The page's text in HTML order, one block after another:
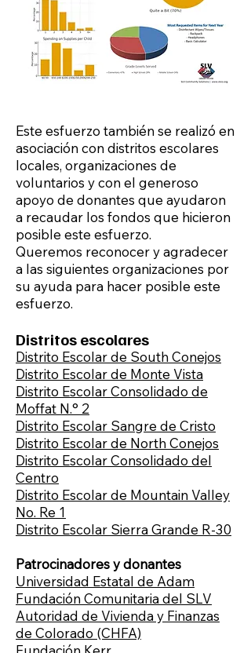
Este esfuerzo también se realizó en
asociación con distritos escolares
locales, organizaciones de
voluntarios y con el generoso
apoyo de donantes que ayudaron
a recaudar los fondos que hicieron
posible este esfuerzo.
Queremos reconocer y agradecer
a las siguientes organizaciones por
su ayuda para hacer posible este
esfuerzo.
Distritos escolares
Distrito Escolar de South Conejos
Distrito Escolar de Monte Vista
Distrito Escolar Consolidado de
Moffat N.° 2
Distrito Escolar Sangre de Cristo
Distrito Escolar de North Conejos
Distrito Escolar Consolidado del
Centro
Distrito Escolar de Mountain Valley
No. Re 1
Distrito Escolar Sierra Grande R-30
Patrocinadores y donantes
Universidad Estatal de Adam
Fundación Comunitaria del SLV
Autoridad de Vivienda y Finanzas
de Colorado (CHFA)